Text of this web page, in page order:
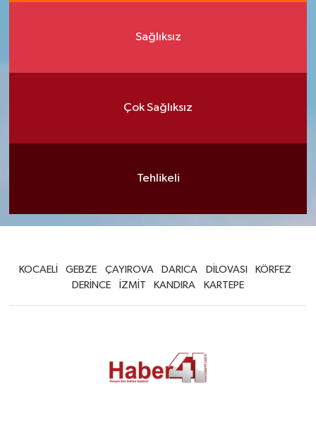
Sağlıksız
Çok Sağlıksız
Tehlikeli
KOCAELİ GEBZE ÇAYIROVA DARICA DİLOVASI
KÖRFEZ
DERİNCE
İZMİT KANDIRA KARTEPE